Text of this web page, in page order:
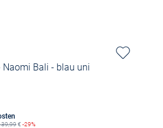
Naomi Bali - blau uni
€ -29%